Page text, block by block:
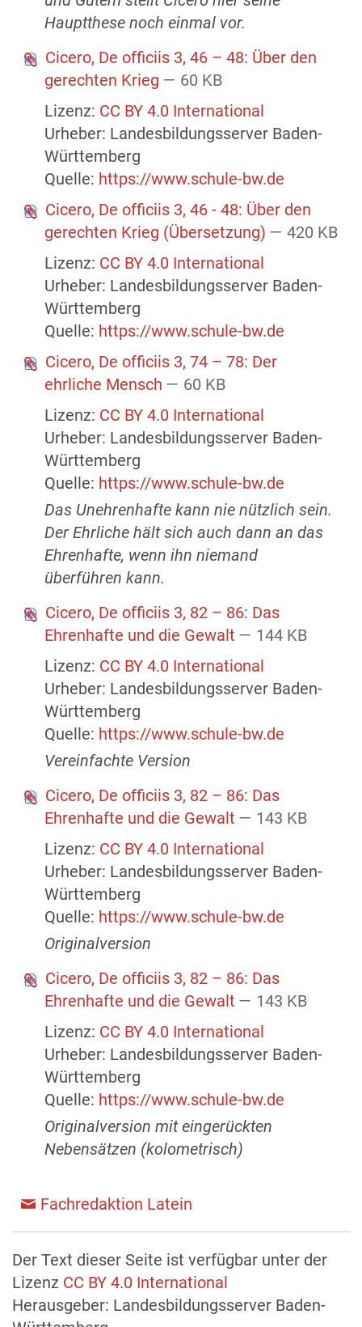
Hauptthese noch einmal vor.
Cicero, De officiis 3, 46 – 48: Über den
gerechten Krieg — 60 KB
Lizenz: CC BY 4.0 International
Urheber: Landesbildungsserver Baden-
Württemberg
Quelle: https://www.schule-bw.de
Cicero, De officiis 3, 46 - 48: Über den
gerechten Krieg (Übersetzung) — 420 KB
Lizenz: CC BY 4.0 International
Urheber: Landesbildungsserver Baden-
Württemberg
Quelle: https://www.schule-bw.de
Cicero, De officiis 3, 74 – 78: Der
ehrliche Mensch — 60 KB
Lizenz: CC BY 4.0 International
Urheber: Landesbildungsserver Baden-
Württemberg
Quelle: https://www.schule-bw.de
Das Unehrenhafte kann nie nützlich sein.
Der Ehrliche hält sich auch dann an das
Ehrenhafte, wenn ihn niemand
überführen kann.
Cicero, De officiis 3, 82 – 86: Das
Ehrenhafte und die Gewalt — 144 KB
Lizenz: CC BY 4.0 International
Urheber: Landesbildungsserver Baden-
Württemberg
Quelle: https://www.schule-bw.de
Vereinfachte Version
Cicero, De officiis 3, 82 – 86: Das
Ehrenhafte und die Gewalt — 143 KB
Lizenz: CC BY 4.0 International
Urheber: Landesbildungsserver Baden-
Württemberg
Quelle: https://www.schule-bw.de
Originalversion
Cicero, De officiis 3, 82 – 86: Das
Ehrenhafte und die Gewalt — 143 KB
Lizenz: CC BY 4.0 International
Urheber: Landesbildungsserver Baden-
Württemberg
Quelle: https://www.schule-bw.de
Originalversion mit eingerückten
Nebensätzen (kolometrisch)
Fachredaktion Latein
Der Text dieser Seite ist verfügbar unter der
Lizenz CC BY 4.0 International
Herausgeber: Landesbildungsserver Baden-